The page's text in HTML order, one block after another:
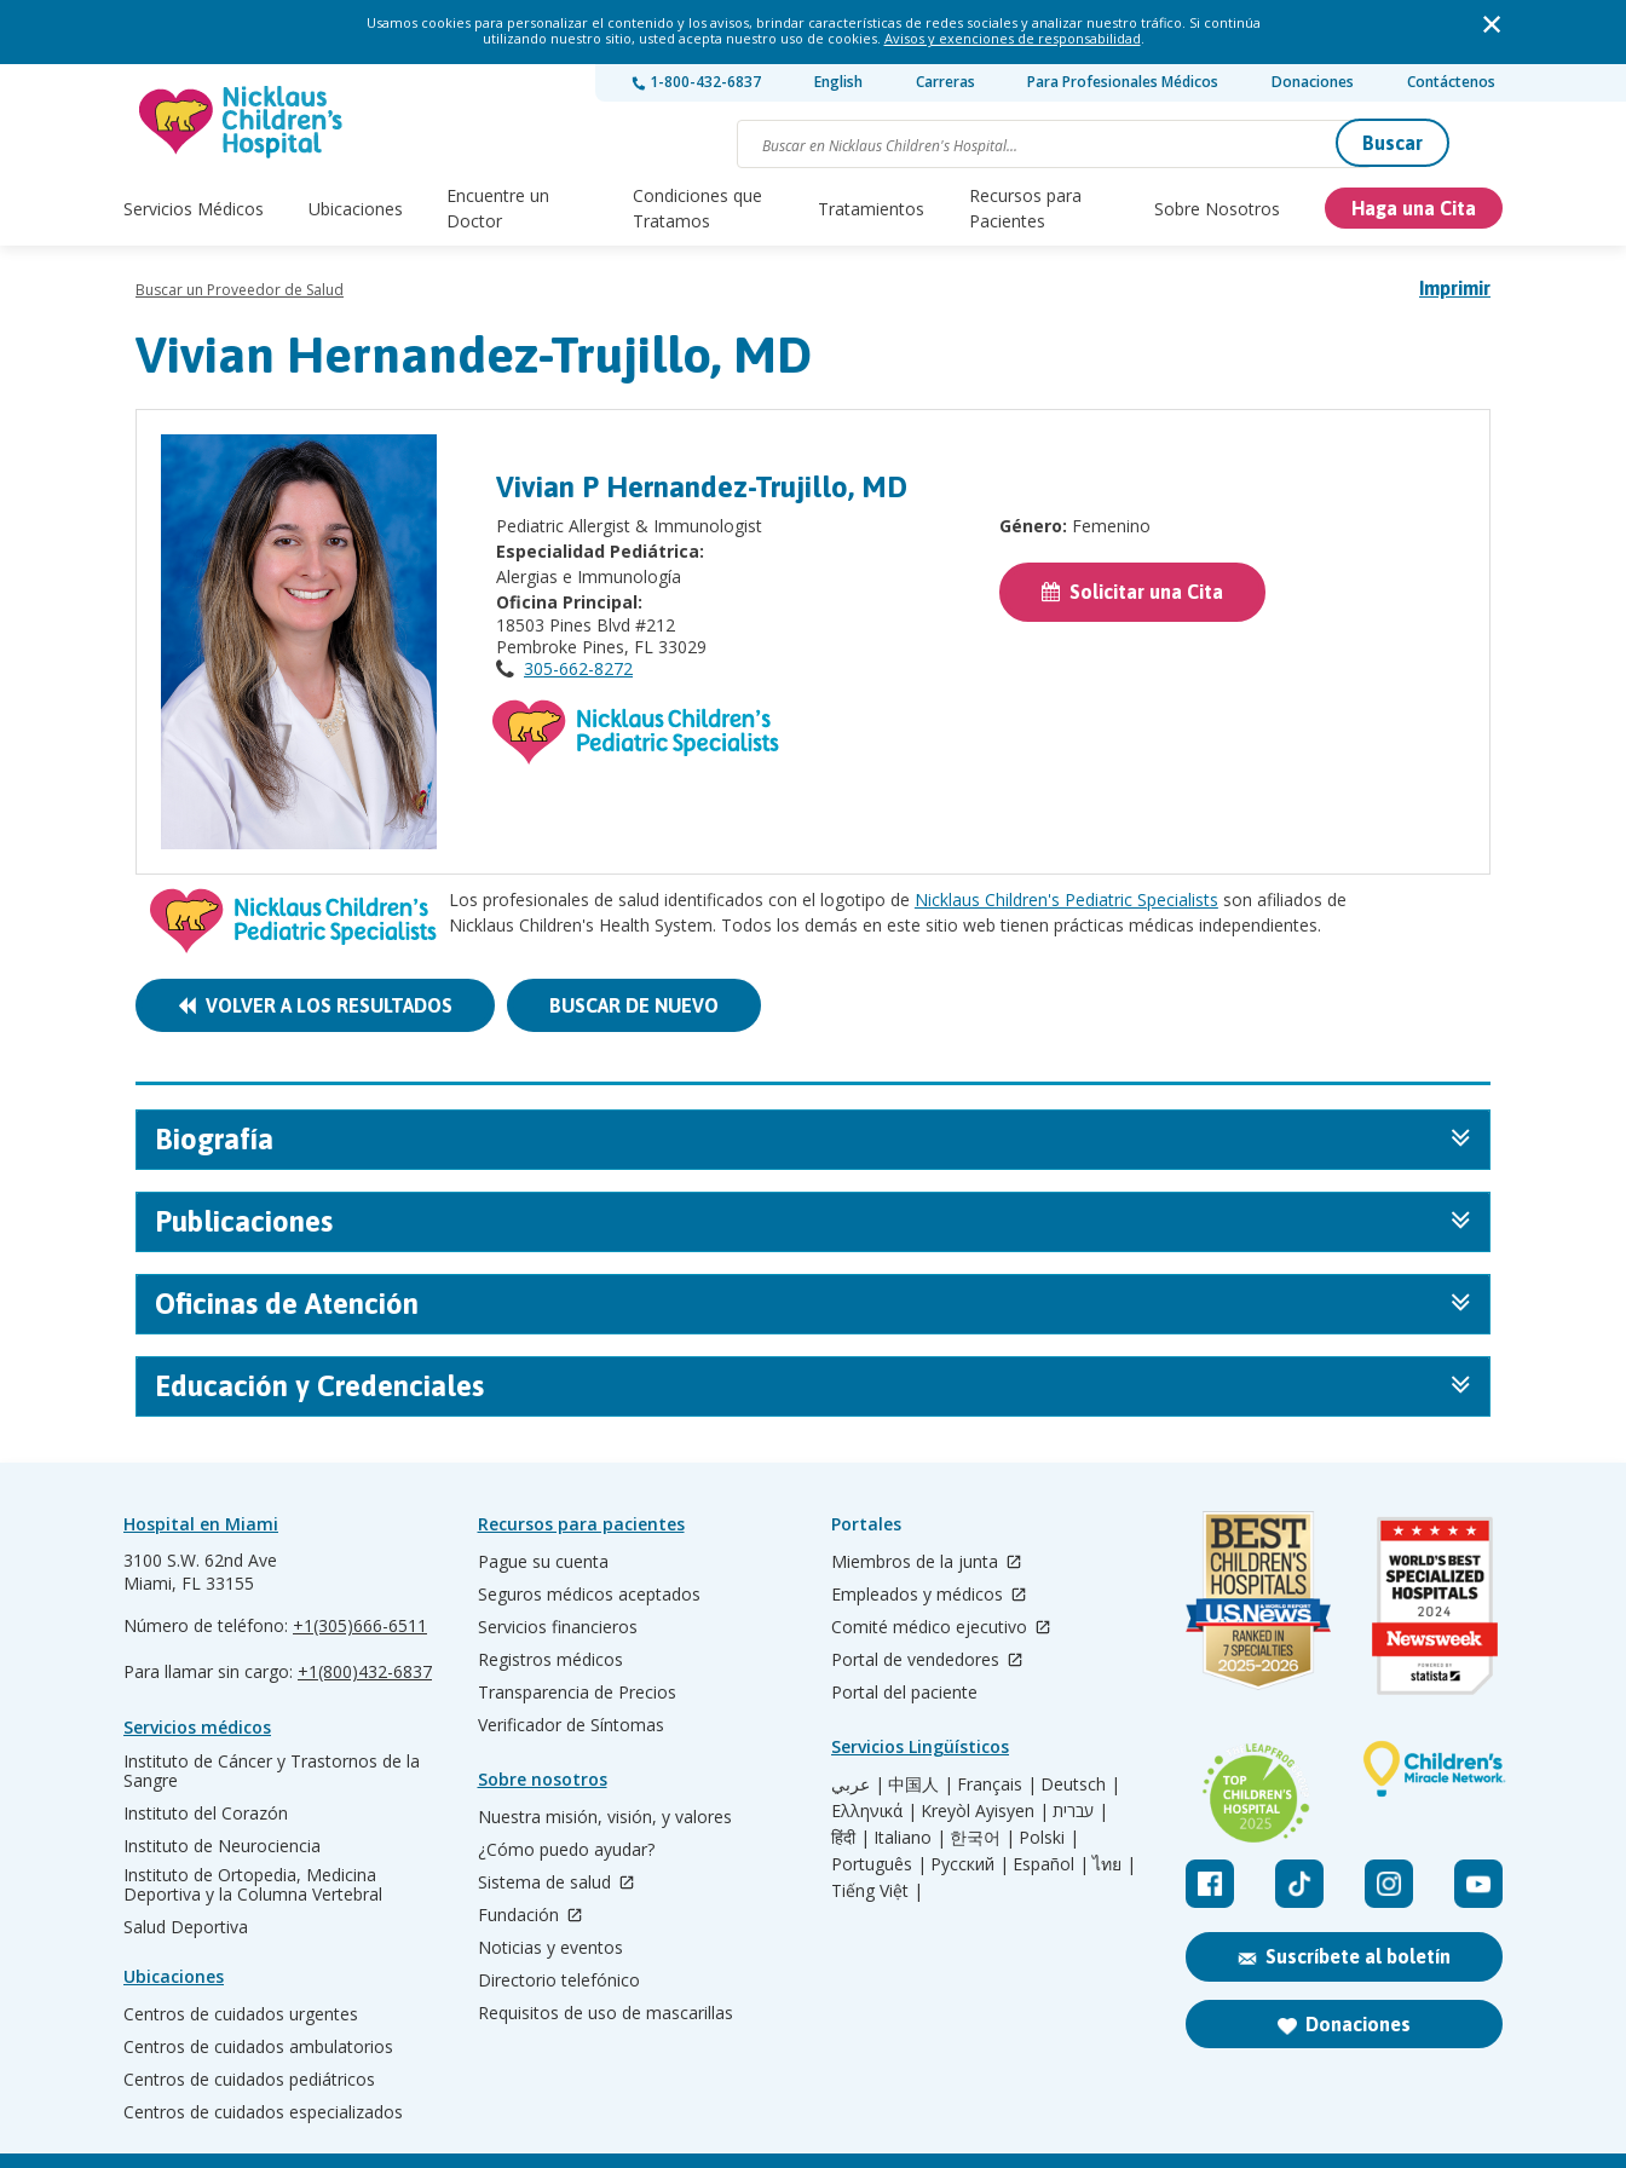
Usamos cookies para personalizar el contenido y los avisos, brindar características de redes sociales y analizar nuestro tráfico. Si continúa
utilizando nuestro sitio, usted acepta nuestro uso de cookies. Avisos y exenciones de responsabilidad.
1-800-432-6837 English Carreras Para Profesionales Médicos Donaciones Contáctenos
Buscar
Servicios Médicos Ubicaciones
Encuentre un
Doctor
Condiciones que
Tratamos
Tratamientos
Recursos para
Pacientes
Sobre Nosotros Haga una Cita
Imprimir
Buscar un Proveedor de Salud
Vivian Hernandez-Trujillo, MD
Vivian P Hernandez-Trujillo, MD
Pediatric Allergist & Immunologist
Especialidad Pediátrica:
Alergias e Immunología
Oficina Principal:
18503 Pines Blvd #212
Pembroke Pines, FL 33029
305-662-8272
Género: Femenino
Solicitar una Cita
Los profesionales de salud identificados con el logotipo de Nicklaus Children's Pediatric Specialists son afiliados de
Nicklaus Children's Health System. Todos los demás en este sitio web tienen prácticas médicas independientes.
VOLVER A LOS RESULTADOS BUSCAR DE NUEVO
Biografía
Publicaciones
Oficinas de Atención
Educación y Credenciales
Suscríbete al boletín
Donaciones
Hospital en Miami
3100 S.W. 62nd Ave
Miami, FL 33155
Número de teléfono: +1(305)666-6511
Para llamar sin cargo: +1(800)432-6837
Servicios médicos
Instituto de Cáncer y Trastornos de la
Sangre
Instituto del Corazón
Instituto de Neurociencia
Instituto de Ortopedia, Medicina
Deportiva y la Columna Vertebral
Salud Deportiva
Ubicaciones
Centros de cuidados urgentes
Centros de cuidados ambulatorios
Centros de cuidados pediátricos
Centros de cuidados especializados
Recursos para pacientes
Pague su cuenta
Seguros médicos aceptados
Servicios financieros
Registros médicos
Transparencia de Precios
Verificador de Síntomas
Sobre nosotros
Nuestra misión, visión, y valores
¿Cómo puedo ayudar?
Sistema de salud
Fundación
Noticias y eventos
Directorio telefónico
Requisitos de uso de mascarillas
Portales
Miembros de la junta
Empleados y médicos
Comité médico ejecutivo
Portal de vendedores
Portal del paciente
Servicios Lingüísticos
عربي | 中国人 | Français | Deutsch |
Ελληνικά | Kreyòl Ayisyen |
עברית |
हिंदी | Italiano | 한국어 | Polski |
Português | Русский | Español | ไทย |
Tiếng Việt |